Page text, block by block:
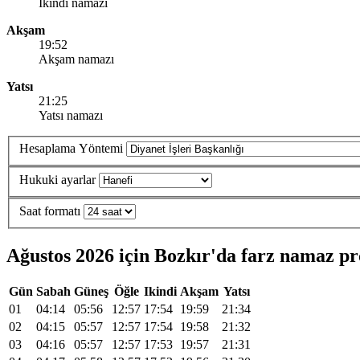
Akşam
19:52
Akşam namazı
Yatsı
21:25
Yatsı namazı
Hesaplama Yöntemi
Hukuki ayarlar
Saat formatı
Ağustos 2026 için Bozkır'da farz namaz
Gün Sabah Güneş Öğle Ikindi Akşam Yatsı
01
04:14 05:56 12:57 17:54 19:59
21:34
02
04:15 05:57 12:57 17:54 19:58
21:32
03
04:16 05:57 12:57 17:53 19:57
21:31